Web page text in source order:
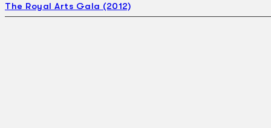
The Royal Arts Gala (2012)